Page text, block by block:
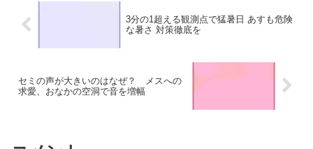
3分の1超える観測点で猛暑日 あすも危険
な暑さ 対策徹底を
セミの声が大きいのはなぜ？ メスへの
求愛、おなかの空洞で音を増幅